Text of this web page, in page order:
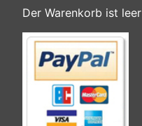
Der Warenkorb ist leer